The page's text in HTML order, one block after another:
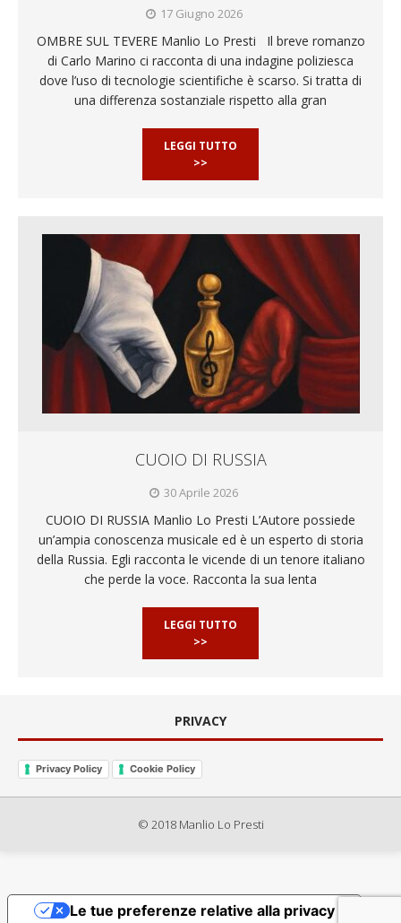
17 Giugno 2026
OMBRE SUL TEVERE Manlio Lo Presti Il breve romanzo
di Carlo Marino ci racconta di una indagine poliziesca
dove l’uso di tecnologie scientifiche è scarso. Si tratta di
una differenza sostanziale rispetto alla gran
LEGGI TUTTO
>>
CUOIO DI RUSSIA
30 Aprile 2026
CUOIO DI RUSSIA Manlio Lo Presti L’Autore possiede
un’ampia conoscenza musicale ed è un esperto di storia
della Russia. Egli racconta le vicende di un tenore italiano
che perde la voce. Racconta la sua lenta
LEGGI TUTTO
>>
PRIVACY
Privacy Policy Cookie Policy
© 2018 Manlio Lo Presti
Le tue preferenze relative alla privacy